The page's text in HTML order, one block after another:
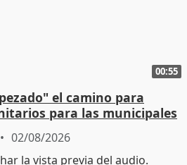
00:55
el camino para
para las municipales
02/08/2026